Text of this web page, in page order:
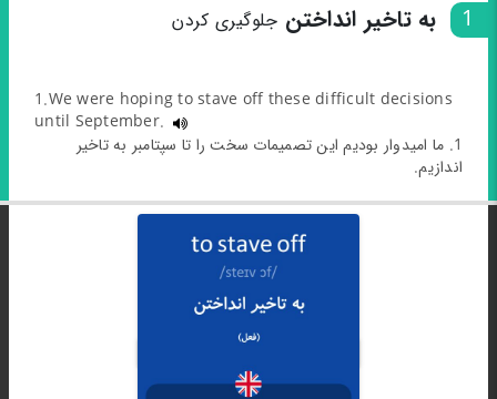
1 به تاخیر انداختن جلوگیری کردن
1.We were hoping to stave off these difficult decisions
until September.
1. ما امیدوار بودیم این تصمیمات سخت را تا سپتامبر به تاخیر
اندازیم.